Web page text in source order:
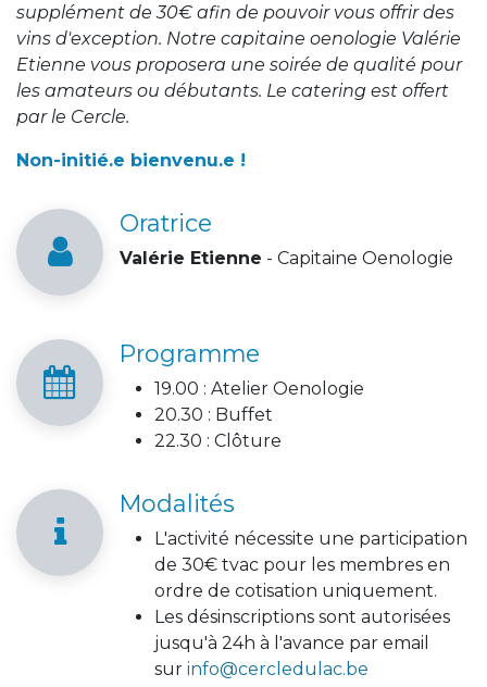
supplément de 30€ afin de pouvoir vous offrir des
vins d'exception. Notre capitaine oenologie Valérie
Etienne vous proposera une soirée de qualité pour
les amateurs ou débutants. Le catering est offert
par le Cercle.
Non-initié.e bienvenu.e !
Oratrice
Valérie Etienne - Capitaine Oenologie
Programme
19.00 : Atelier Oenologie
20.30 : Buffet
22.30 : Clôture
Modalités
L'activité nécessite une participation
de 30€ tvac pour les membres en
ordre de cotisation uniquement.
Les désinscriptions sont autorisées
jusqu'à 24h à l'avance par email
sur info@cercledulac.be